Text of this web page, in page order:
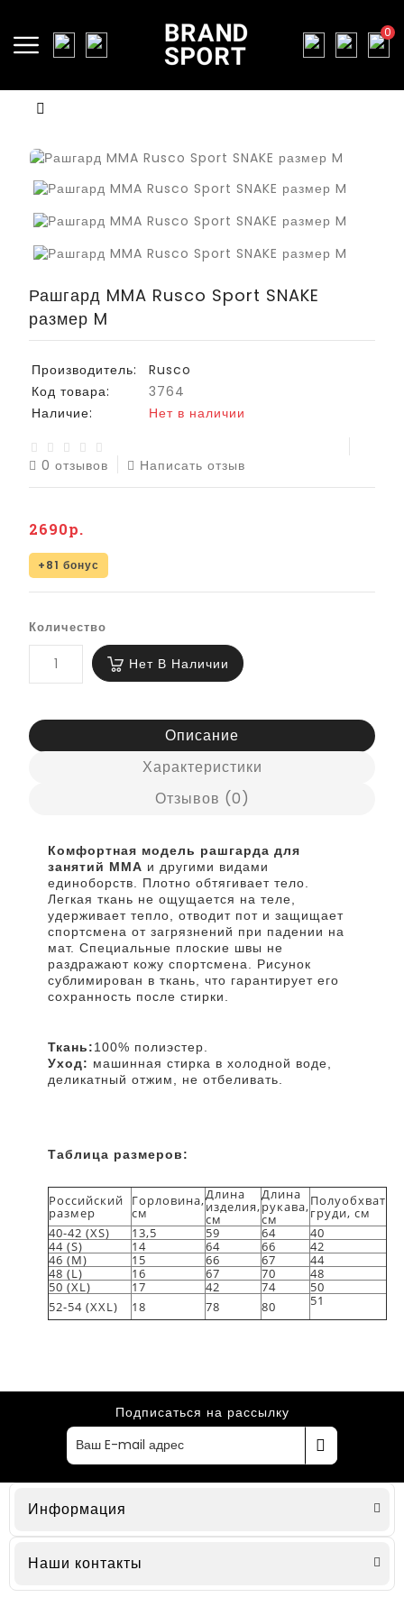
0
Рашгард MMA Rusco Sport SNAKE
размер M
Производитель:
Rusco
Код товара:
3764
Наличие:
Нет в наличии
0 отзывов Написать отзыв
2690р.
+81 бонус
Количество
Нет В Наличии
Описание
Характеристики
Отзывов (0)
Комфортная модель рашгарда для
занятий ММА и другими видами
единоборств. Плотно обтягивает тело.
Легкая ткань не ощущается на теле,
удерживает тепло, отводит пот и защищает
спортсмена от загрязнений при падении на
мат. Специальные плоские швы не
раздражают кожу спортсмена. Рисунок
сублимирован в ткань, что гарантирует его
сохранность после стирки.
Ткань:100% полиэстер.
Уход: машинная стирка в холодной воде,
деликатный отжим, не отбеливать.
Таблица размеров:
Российский
размер
Горловина,
см
Длина
изделия,
см
Длина
рукава,
см
Полуобхват
груди, см
40-42 (XS)
13,5 59 64
40
44 (S)
14 64 66
42
46 (M)
15 66 67
44
48 (L)
16 67 70
48
50 (XL)
17 42 74
50
52-54 (XXL)
18 78 80 51
Подписаться на рассылку
Информация
Наши контакты